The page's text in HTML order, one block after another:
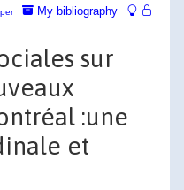
My bibliography
sur
:une
et